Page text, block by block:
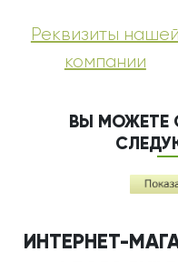
Реквизиты нашей
компании
ВЫ МОЖЕТЕ
ИНТЕРНЕТ-